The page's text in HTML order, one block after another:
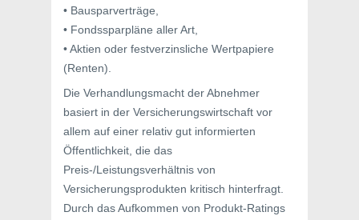
• Bausparverträge,
• Fondssparpläne aller Art,
• Aktien oder festverzinsliche Wertpapiere
(Renten).
Die Verhandlungsmacht der Abnehmer
basiert in der Versicherungswirtschaft vor
allem auf einer relativ gut informierten
Öffentlichkeit, die das
Preis-/Leistungsverhältnis von
Versicherungsprodukten kritisch hinterfragt.
Durch das Aufkommen von Produkt-Ratings